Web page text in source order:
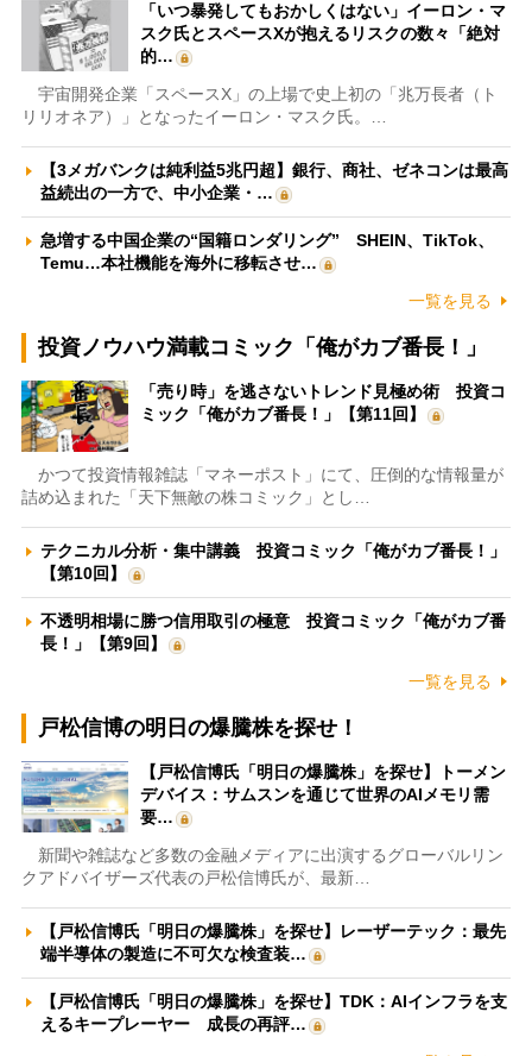
「いつ暴発してもおかしくはない」イーロン・マ
スク氏とスペースXが抱えるリスクの数々「絶対
的…
宇宙開発企業「スペースX」の上場で史上初の「兆万長者（ト
リリオネア）」となったイーロン・マスク氏。…
【3メガバンクは純利益5兆円超】銀行、商社、ゼネコンは最高
益続出の一方で、中小企業・…
急増する中国企業の“国籍ロンダリング” SHEIN、TikTok、
Temu…本社機能を海外に移転させ…
一覧を見る
投資ノウハウ満載コミック「俺がカブ番長！」
「売り時」を逃さないトレンド見極め術 投資コ
ミック「俺がカブ番長！」【第11回】
かつて投資情報雑誌「マネーポスト」にて、圧倒的な情報量が
詰め込まれた「天下無敵の株コミック」とし…
テクニカル分析・集中講義 投資コミック「俺がカブ番長！」
【第10回】
不透明相場に勝つ信用取引の極意 投資コミック「俺がカブ番
長！」【第9回】
一覧を見る
戸松信博の明日の爆騰株を探せ！
【戸松信博氏「明日の爆騰株」を探せ】トーメン
デバイス：サムスンを通じて世界のAIメモリ需
要…
新聞や雑誌など多数の金融メディアに出演するグローバルリン
クアドバイザーズ代表の戸松信博氏が、最新…
【戸松信博氏「明日の爆騰株」を探せ】レーザーテック：最先
端半導体の製造に不可欠な検査装…
【戸松信博氏「明日の爆騰株」を探せ】TDK：AIインフラを支
えるキープレーヤー 成長の再評…